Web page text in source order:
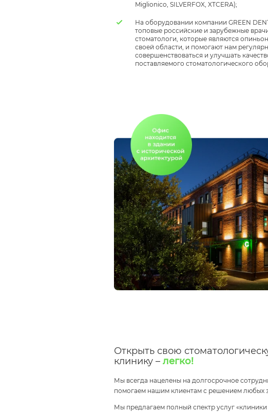
Miglionico, SILVERFOX, XTCERA);
На оборудовании компании GREEN
топовые российские и зарубежные
стоматологи, которые являются
своей области, и помогают нам
совершенствоваться и улучшать
поставляемого стоматологического
Открыть свою
клинику – легко!
Мы всегда нацелены на долгосрочное
помогаем нашим клиентам с решением любых
Мы предлагаем полный спектр услуг